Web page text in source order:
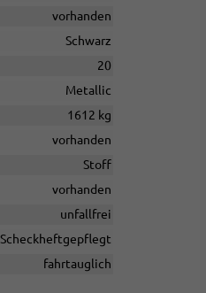
vorhanden
Schwarz
20
Metallic
1612 kg
vorhanden
Stoff
vorhanden
unfallfrei
Scheckheftgepflegt
fahrtauglich